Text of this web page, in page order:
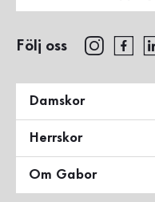
Följ oss
Damskor
Herrskor
Om Gabor